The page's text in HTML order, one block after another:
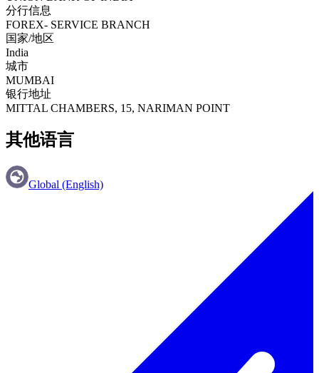
分行信息
FOREX- SERVICE BRANCH
国家/地区
India
城市
MUMBAI
银行地址
MITTAL CHAMBERS, 15, NARIMAN POINT
其他语言
Global (English)